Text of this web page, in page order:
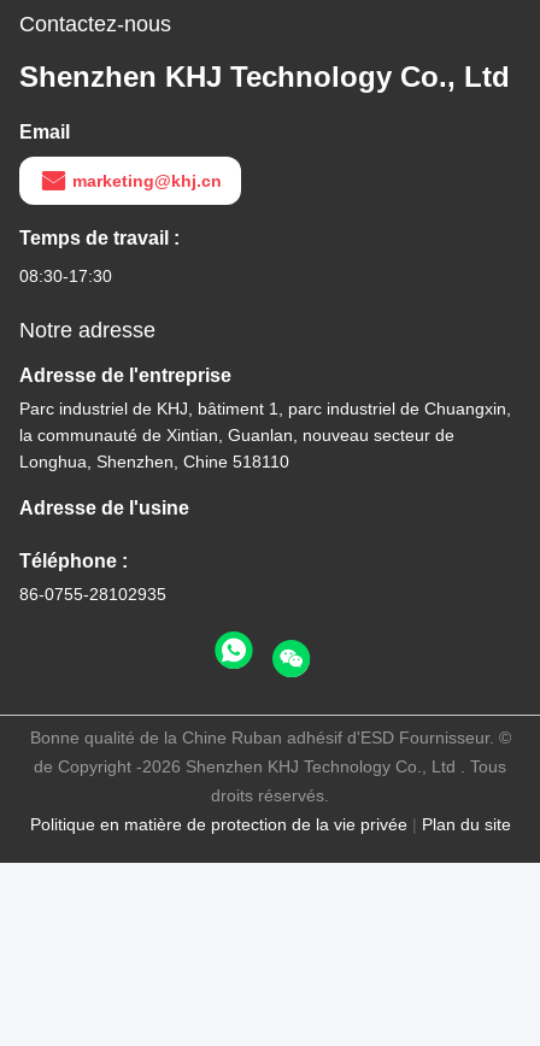
Contactez-nous
Shenzhen KHJ Technology Co., Ltd
Email
marketing@khj.cn
Temps de travail :
08:30-17:30
Notre adresse
Adresse de l'entreprise
Parc industriel de KHJ, bâtiment 1, parc industriel de Chuangxin,
la communauté de Xintian, Guanlan, nouveau secteur de
Longhua, Shenzhen, Chine 518110
Adresse de l'usine
Téléphone :
86-0755-28102935
Politique en matière de protection de la vie privée| Plan du site
Bonne qualité de la Chine Ruban adhésif d'ESD Fournisseur. ©
de Copyright -2026 Shenzhen KHJ Technology Co., Ltd . Tous
droits réservés.